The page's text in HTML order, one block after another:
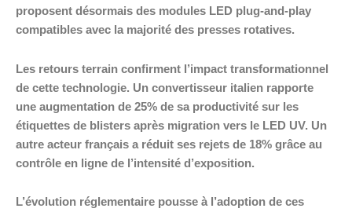
proposent désormais des modules LED plug-and-play
compatibles avec la majorité des presses rotatives.
Les retours terrain confirment l’impact transformationnel
de cette technologie. Un convertisseur italien rapporte
une augmentation de 25% de sa productivité sur les
étiquettes de blisters après migration vers le LED UV. Un
autre acteur français a réduit ses rejets de 18% grâce au
contrôle en ligne de l’intensité d’exposition.
L’évolution réglementaire pousse à l’adoption de ces